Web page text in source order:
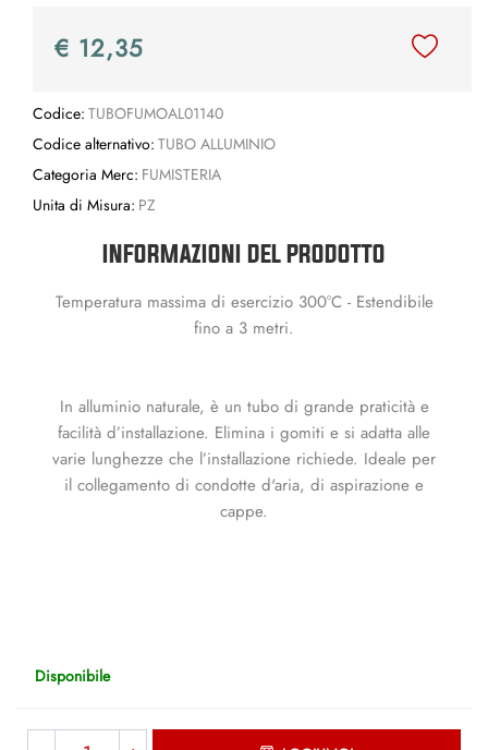
€ 12,35
Codice: TUBOFUMOAL01140
Codice alternativo: TUBO ALLUMINIO
Categoria Merc: FUMISTERIA
Unita di Misura: PZ
INFORMAZIONI DEL PRODOTTO
Temperatura massima di esercizio 300°C - Estendibile
fino a 3 metri.
In alluminio naturale, è un tubo di grande praticità e
facilità d’installazione. Elimina i gomiti e si adatta alle
varie lunghezze che l’installazione richiede. Ideale per
il collegamento di condotte d'aria, di aspirazione e
cappe.
Disponibile